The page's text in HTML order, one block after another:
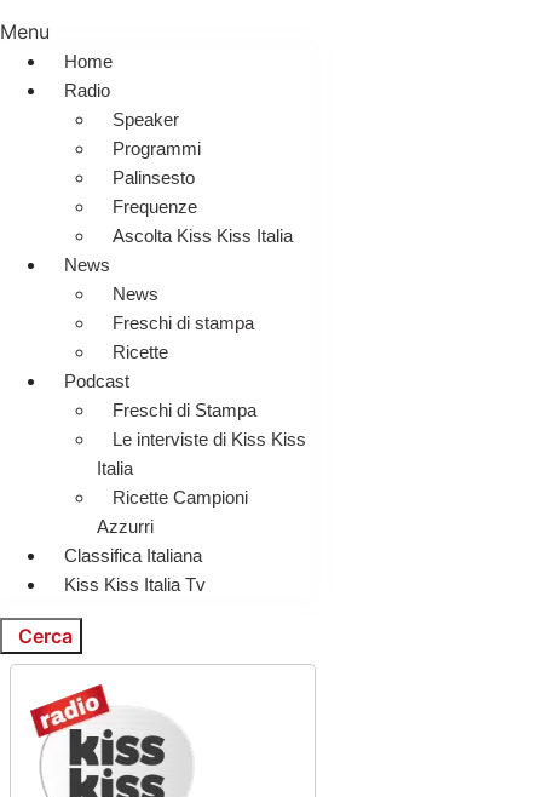
Menu
Home
Radio
Speaker
Programmi
Palinsesto
Frequenze
Ascolta Kiss Kiss Italia
News
News
Freschi di stampa
Ricette
Podcast
Freschi di Stampa
Le interviste di Kiss Kiss
Italia
Ricette Campioni
Azzurri
Classifica Italiana
Kiss Kiss Italia Tv
Cerca